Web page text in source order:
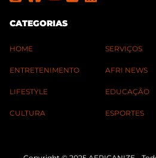
CATEGORIAS
HOME
ENTRETENIMENTO
LIFESTYLE
CULTURA
SERVIÇOS
AFRI NEWS
EDUCAÇÃO
ESPORTES